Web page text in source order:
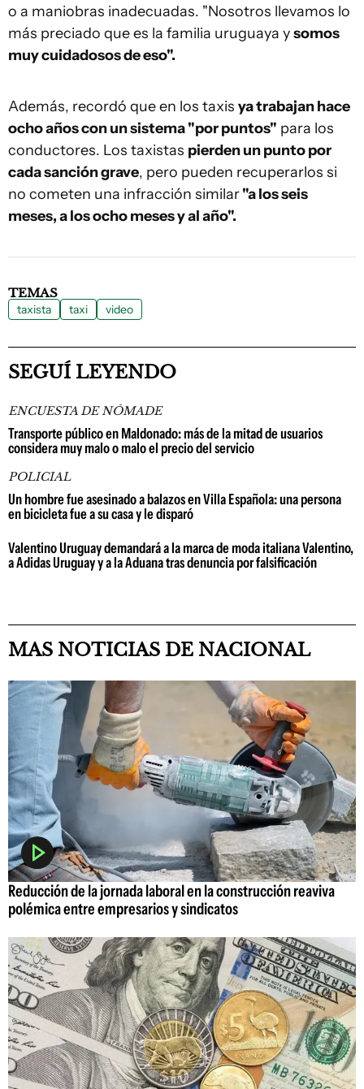
o a maniobras inadecuadas. "Nosotros llevamos lo
más preciado que es la familia uruguaya ysomos
muy cuidadosos de eso".
Además, recordó que en los taxis ya trabajan hace
ocho años con un sistema "por puntos" para los
conductores. Los taxistas pierden un punto por
cada sanción grave, pero pueden recuperarlos si
no cometen una infracción similar"a los seis
meses, a los ocho meses y al año".
TEMAS
taxista taxi video
SEGUÍ LEYENDO
ENCUESTA DE NÓMADE
Transporte público en Maldonado: más de la mitad de usuarios
considera muy malo o malo el precio del servicio
POLICIAL
Un hombre fue asesinado a balazos en Villa Española: una persona
en bicicleta fue a su casa y le disparó
Valentino Uruguay demandará a la marca de moda italiana Valentino,
a Adidas Uruguay y a la Aduana tras denuncia por falsificación
MAS NOTICIAS DE NACIONAL
Reducción de la jornada laboral en la construcción reaviva
polémica entre empresarios y sindicatos